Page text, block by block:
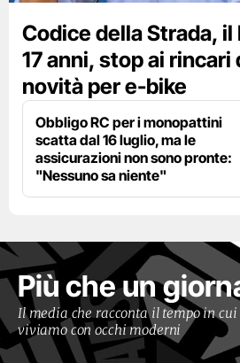
Codice della Strada,
17 anni, stop ai rincari
novità per e-bike
Obbligo RC per i monopattini
scatta dal 16 luglio, ma le
assicurazioni non sono pronte:
"Nessuno sa niente"
Più che un
Il media che racconta il tempo in cui
viviamo con occhi moderni